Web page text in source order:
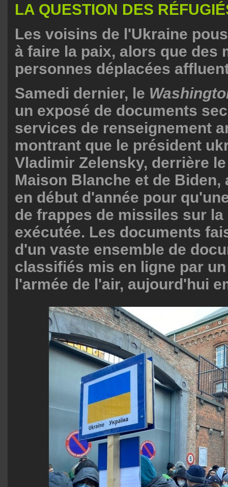
LA QUESTION DES
Les voisins de l'Ukraine
à faire la paix, alors que des
personnes déplacées
Samedi dernier, le
un exposé de documents
services de renseignement
montrant que le président
Vladimir Zelensky, derrière
Maison Blanche et de
en début d'année pour
de frappes de missiles sur
exécutée. Les documents
d'un vaste ensemble de
classifiés mis en ligne par
l'armée de l'air, aujourd'hui